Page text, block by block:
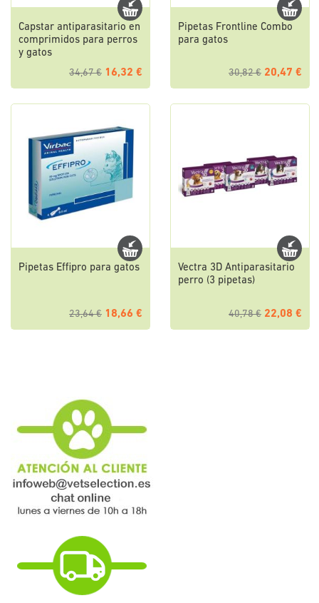
Capstar antiparasitario en
comprimidos para perros
y gatos
34,67 € 16,32 €
Pipetas Frontline Combo
para gatos
30,82 € 20,47 €
Pipetas Effipro para gatos
23,64 € 18,66 €
Vectra 3D Antiparasitario
perro (3 pipetas)
40,78 € 22,08 €